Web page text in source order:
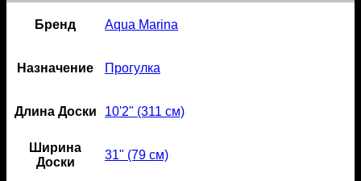
Бренд Aqua Marina
Назначение Прогулка
Длина Доски 10'2" (311 см)
Ширина
Доски
31" (79 см)